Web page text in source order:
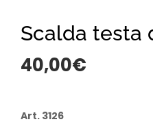
Scalda testa
40,00€
Art. 3126